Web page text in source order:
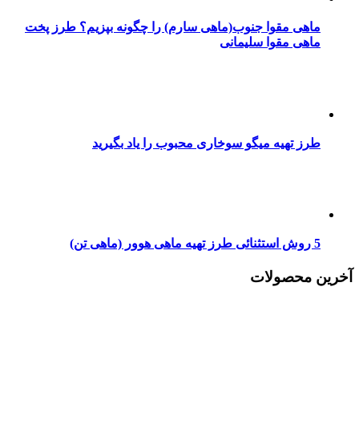
ماهی مقوا جنوب(ماهی سارم) را چگونه بپزیم؟ طرز پخت
ماهی مقوا سلیمانی
طرز تهیه میگو سوخاری محبوب را یاد بگیرید
5 روش استثنائی طرز تهیه ماهی هوور (ماهی تن)
آخرین محصولات